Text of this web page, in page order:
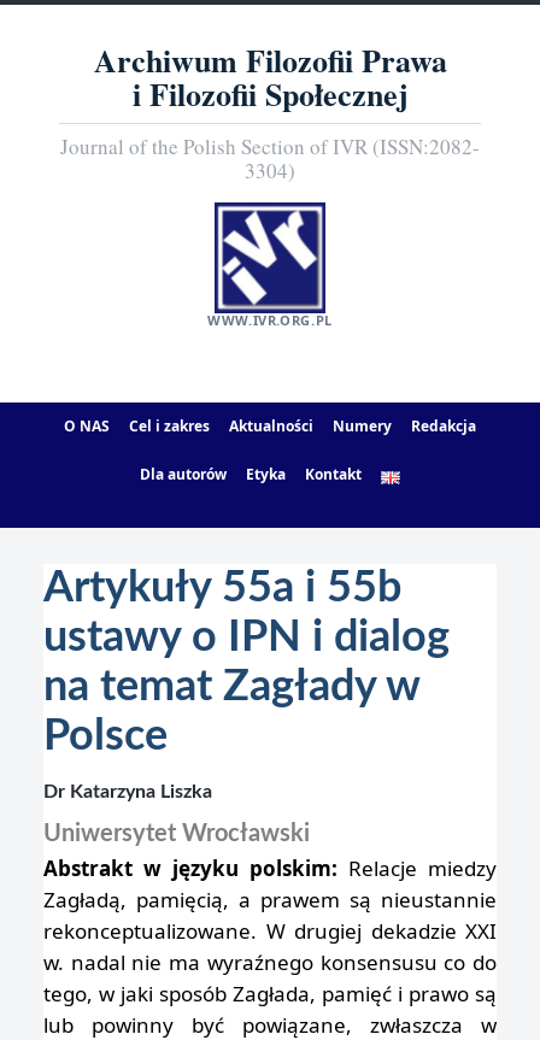
Archiwum Filozofii Prawa
i Filozofii Społecznej
Journal of the Polish Section of IVR (ISSN:2082-
3304)
WWW.IVR.ORG.PL
O NAS Cel i zakres Aktualności Numery Redakcja
Dla autorów Etyka Kontakt
Artykuły 55a i 55b
ustawy o IPN i dialog
na temat Zagłady w
Polsce
Dr Katarzyna Liszka
Uniwersytet Wrocławski
Abstrakt w języku polskim: Relacje miedzy
Zagładą, pamięcią, a prawem są nieustannie
rekonceptualizowane. W drugiej dekadzie XXI
w. nadal nie ma wyraźnego konsensusu co do
tego, w jaki sposób Zagłada, pamięć i prawo są
lub powinny być powiązane, zwłaszcza w